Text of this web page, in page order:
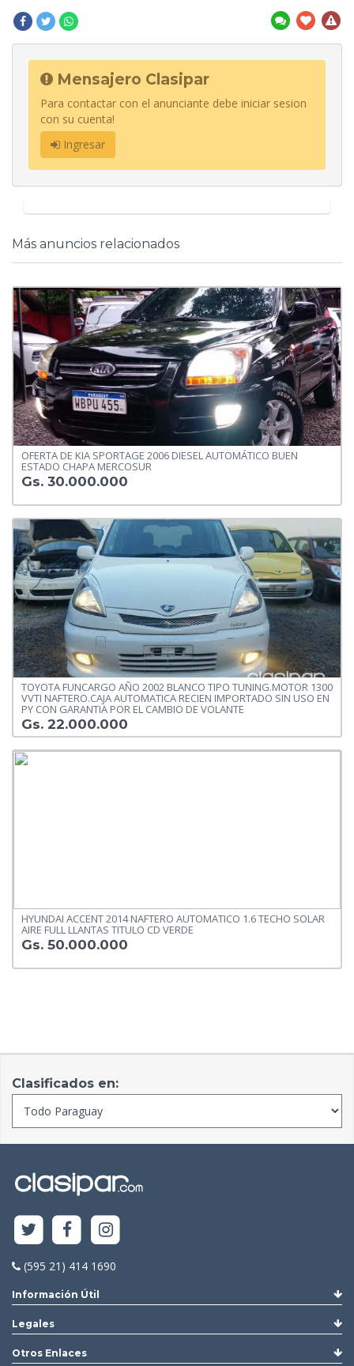
Mensajero Clasipar
Para contactar con el anunciante debe iniciar sesion
con su cuenta!
Ingresar
Más anuncios relacionados
OFERTA DE KIA SPORTAGE 2006 DIESEL AUTOMÁTICO BUEN
ESTADO CHAPA MERCOSUR
Gs. 30.000.000
TOYOTA FUNCARGO AÑO 2002 BLANCO TIPO TUNING.MOTOR 1300
VVTI NAFTERO.CAJA AUTOMATICA RECIEN IMPORTADO SIN USO EN
PY CON GARANTIA POR EL CAMBIO DE VOLANTE
Gs. 22.000.000
HYUNDAI ACCENT 2014 NAFTERO AUTOMATICO 1.6 TECHO SOLAR
AIRE FULL LLANTAS TITULO CD VERDE
Gs. 50.000.000
Clasificados en:
(595 21) 414 1690
Información Útil
Legales
Otros Enlaces